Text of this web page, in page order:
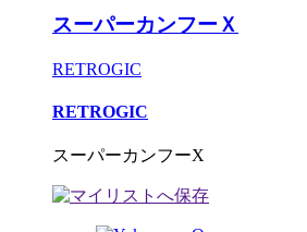
スーパーカンフーＸ
RETROGIC
RETROGIC
スーパーカンフーX